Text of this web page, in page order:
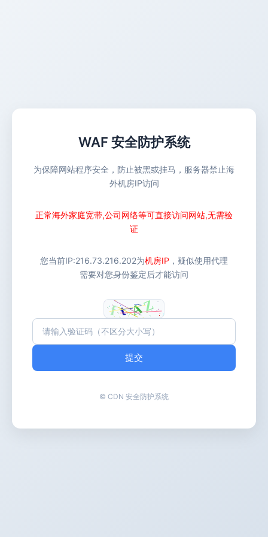
WAF 安全防护系统
为保障网站程序安全，防止被黑或挂马，服务器禁止海
外机房IP访问
正常海外家庭宽带,公司网络等可直接访问网站,无需验
证
您当前IP:216.73.216.202为机房IP ，疑似使用代理
需要对您身份鉴定后才能访问
提交
© CDN 安全防护系统